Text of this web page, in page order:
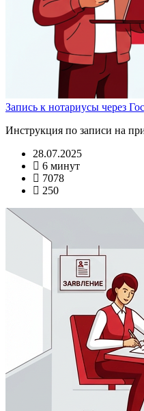
Запись к нотариусы через
Инструкция по записи на
28.07.2025
6 минут
7078
250